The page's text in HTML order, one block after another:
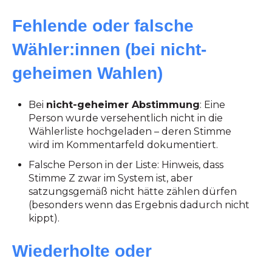
Fehlende oder falsche
Wähler:innen (bei nicht-
geheimen Wahlen)
Bei nicht-geheimer Abstimmung: Eine
Person wurde versehentlich nicht in die
Wählerliste hochgeladen – deren Stimme
wird im Kommentarfeld dokumentiert.
Falsche Person in der Liste: Hinweis, dass
Stimme Z zwar im System ist, aber
satzungsgemäß nicht hätte zählen dürfen
(besonders wenn das Ergebnis dadurch nicht
kippt).
Wiederholte oder